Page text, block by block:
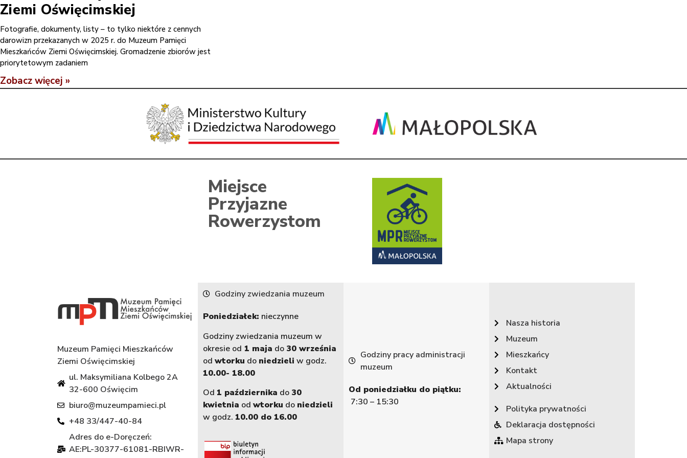
Ziemi Oświęcimskiej
Fotografie, dokumenty, listy – to tylko niektóre z cennych
darowizn przekazanych w 2025 r. do Muzeum Pamięci
Mieszkańców Ziemi Oświęcimskiej. Gromadzenie zbiorów jest
priorytetowym zadaniem
Zobacz więcej »
Miejsce
Przyjazne
Rowerzystom
Muzeum Pamięci Mieszkańców
Ziemi Oświęcimskiej
ul. Maksymiliana Kolbego 2A
32-600 Oświęcim
biuro@muzeumpamieci.pl
+48 33/447-40-84
Adres do e-Doręczeń:
AE:PL-30377-61081-RBIWR-
Godziny zwiedzania muzeum
Poniedziałek: nieczynne
Godziny zwiedzania muzeum w
okresie od 1 maja do 30 września
od wtorku do niedzieli w godz.
10.00- 18.00
Od 1 października do 30
kwietnia od wtorku do niedzieli
w godz. 10.00 do 16.00
Godziny pracy administracji
muzeum
Od poniedziałku do piątku:
7:30 – 15:30
Nasza historia
Muzeum
Mieszkańcy
Kontakt
Aktualności
Polityka prywatności
Deklaracja dostępności
Mapa strony